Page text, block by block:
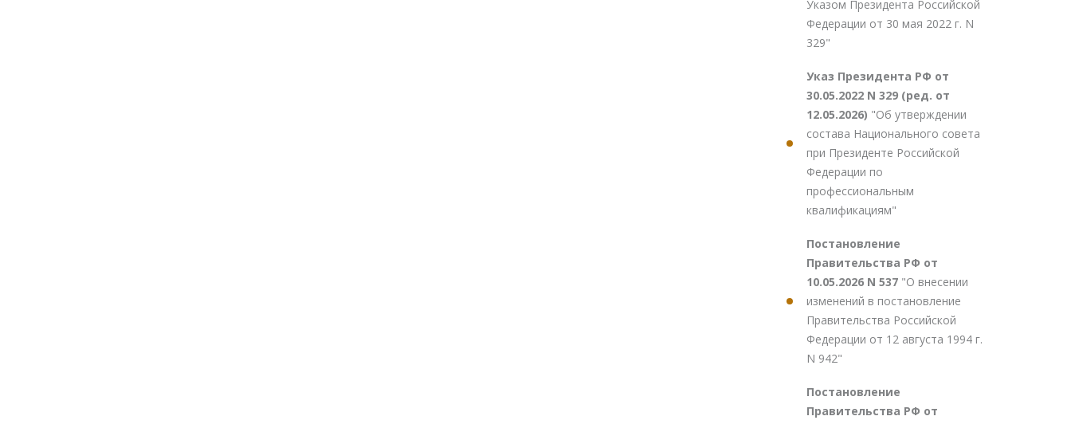
Указом Президента Российской
Федерации от 30 мая 2022 г. N
329"
Указ Президента РФ от
30.05.2022 N 329 (ред. от
12.05.2026) "Об утверждении
состава Национального совета
при Президенте Российской
Федерации по
профессиональным
квалификациям"
Постановление
Правительства РФ от
10.05.2026 N 537 "О внесении
изменений в постановление
Правительства Российской
Федерации от 12 августа 1994 г.
N 942"
Постановление
Правительства РФ от